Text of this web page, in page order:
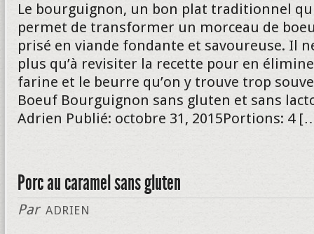
Le bourguignon, un bon plat traditionnel
permet de transformer un morceau de
prisé en viande fondante et savoureuse. Il
plus qu’à revisiter la recette pour en
farine et le beurre qu’on y trouve trop
Boeuf Bourguignon sans gluten et sans
Adrien Publié: octobre 31, 2015Portions: 4
Porc au caramel sans gluten
Par ADRIEN